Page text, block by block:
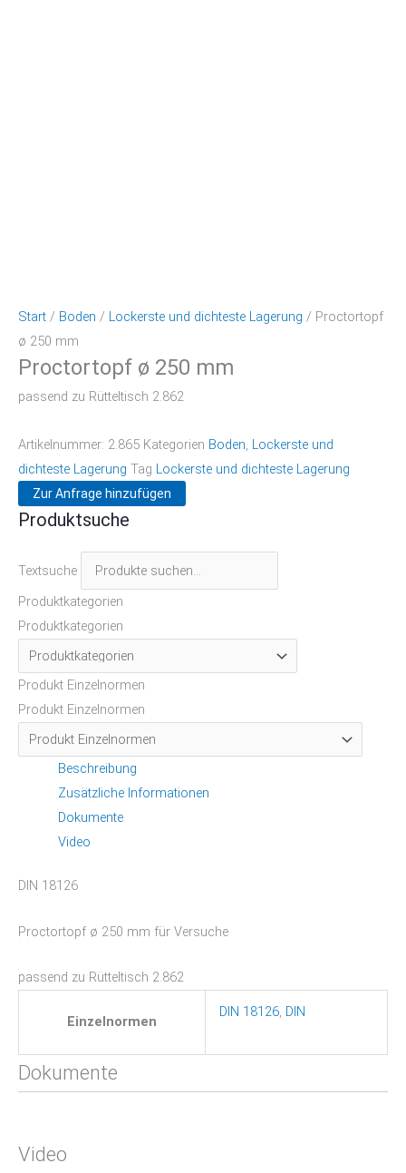
Start / Boden / Lockerste und dichteste Lagerung / Proctortopf
ø 250 mm
Proctortopf ø 250 mm
passend zu Rütteltisch 2.862
Artikelnummer: 2.865 Kategorien Boden, Lockerste und
dichteste Lagerung Tag Lockerste und dichteste Lagerung
Zur Anfrage hinzufügen
Produktsuche
Textsuche
Produktkategorien
Produktkategorien
Produkt Einzelnormen
Produkt Einzelnormen
Beschreibung
Zusätzliche Informationen
Dokumente
Video
DIN 18126
Proctortopf ø 250 mm für Versuche
passend zu Rütteltisch 2.862
Einzelnormen
DIN 18126, DIN
Dokumente
Video